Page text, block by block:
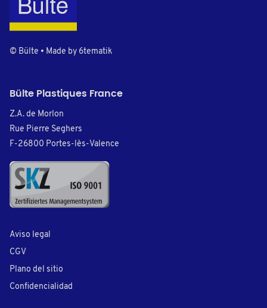
© Bülte • Made by 6tematik
Bülte Plastiques France
Z.A. de Morlon
Rue Pierre Seghers
F-26800 Portes-lès-Valence
Aviso legal
CGV
Plano del sitio
Confidencialidad